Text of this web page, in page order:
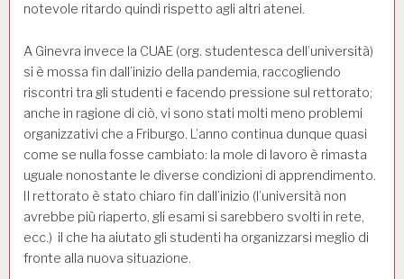
notevole ritardo quindi rispetto agli altri atenei.
A Ginevra invece la CUAE (org. studentesca dell’università)
si è mossa fin dall’inizio della pandemia, raccogliendo
riscontri tra gli studenti e facendo pressione sul rettorato;
anche in ragione di ciò, vi sono stati molti meno problemi
organizzativi che a Friburgo. L’anno continua dunque quasi
come se nulla fosse cambiato: la mole di lavoro è rimasta
uguale nonostante le diverse condizioni di apprendimento.
Il rettorato è stato chiaro fin dall’inizio (l’università non
avrebbe più riaperto, gli esami si sarebbero svolti in rete,
ecc.) il che ha aiutato gli studenti ha organizzarsi meglio di
fronte alla nuova situazione.